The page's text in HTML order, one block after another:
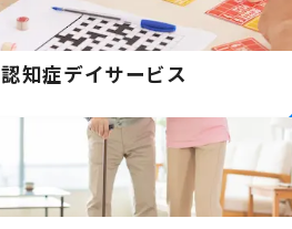
認知症デイサービス